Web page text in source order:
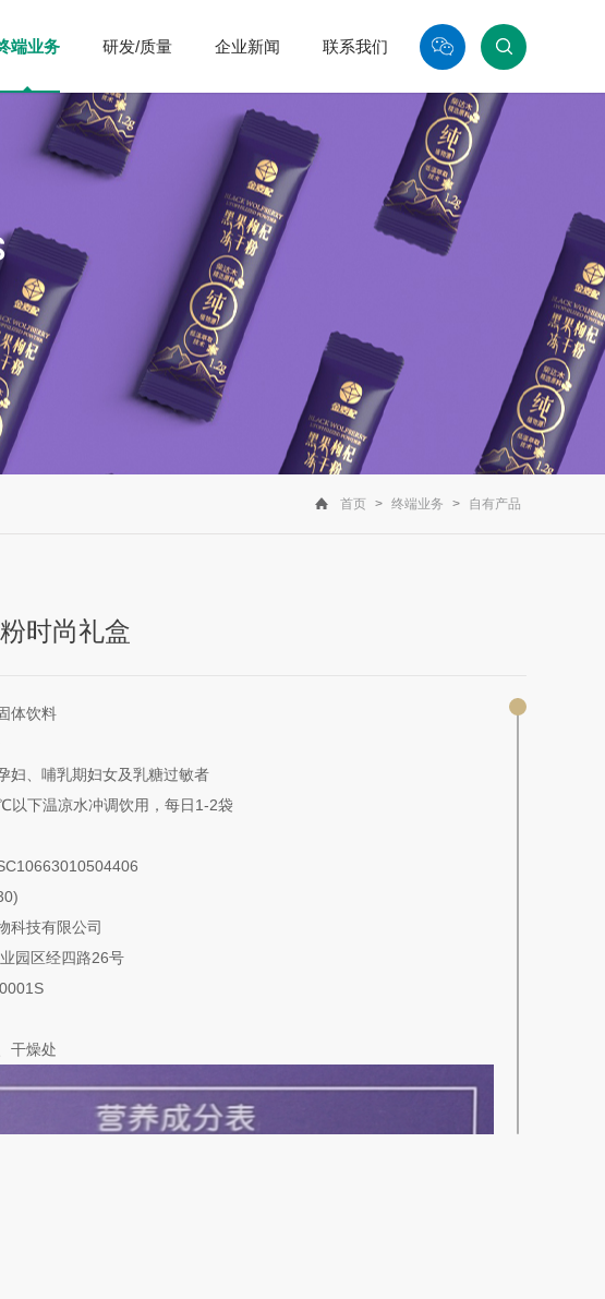
端业务 研发/质量 企业新闻 联系我们
首页 > 终端业务 > 自有产品
时尚礼盒
体饮料
妇、哺乳期妇女及乳糖过敏者
以下温凉水冲调饮用，每日1-2袋
科技有限公司
园区经四路26号
干燥处